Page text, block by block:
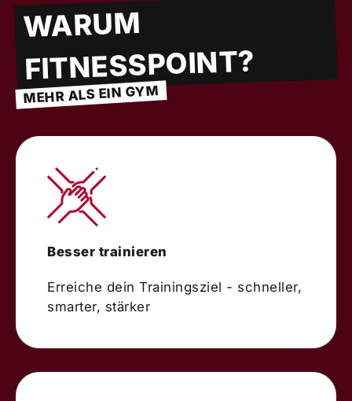
WARUM
FITNESSPOINT?
MEHR ALS EIN GYM
Besser trainieren
Erreiche dein Trainingsziel - schneller,
smarter, stärker